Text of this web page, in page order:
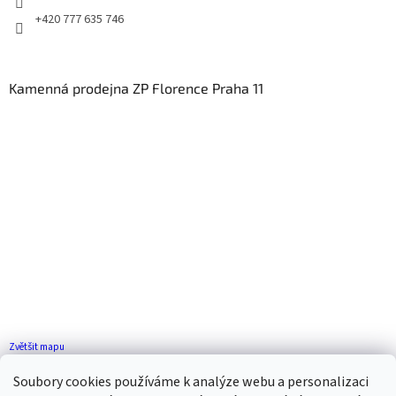
Soubory cookies používáme k analýze webu a personalizaci
+420 777 635 746
Kamenná prodejna ZP Florence Praha 11
Zvětšit mapu